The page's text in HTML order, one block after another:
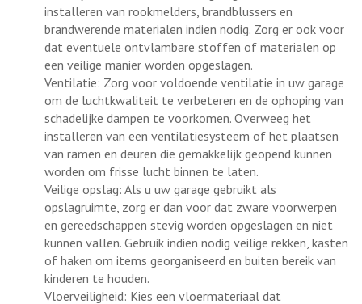
installeren van rookmelders, brandblussers en
brandwerende materialen indien nodig. Zorg er ook voor
dat eventuele ontvlambare stoffen of materialen op
een veilige manier worden opgeslagen.
Ventilatie: Zorg voor voldoende ventilatie in uw garage
om de luchtkwaliteit te verbeteren en de ophoping van
schadelijke dampen te voorkomen. Overweeg het
installeren van een ventilatiesysteem of het plaatsen
van ramen en deuren die gemakkelijk geopend kunnen
worden om frisse lucht binnen te laten.
Veilige opslag: Als u uw garage gebruikt als
opslagruimte, zorg er dan voor dat zware voorwerpen
en gereedschappen stevig worden opgeslagen en niet
kunnen vallen. Gebruik indien nodig veilige rekken, kasten
of haken om items georganiseerd en buiten bereik van
kinderen te houden.
Vloerveiligheid: Kies een vloermateriaal dat